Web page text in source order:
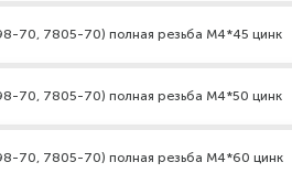
70, 7805-70) полная резьба М4*45 цинк
70, 7805-70) полная резьба М4*50 цинк
70, 7805-70) полная резьба М4*60 цинк